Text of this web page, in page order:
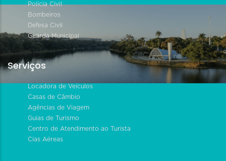
Polícia Civil
Bombeiros
Defesa Civil
Guarda Municipal
Serviços
Locadora de Veículos
Casas de Câmbio
Agências de Viagem
Guias de Turismo
Centro de Atendimento ao Turista
Cias Aéreas